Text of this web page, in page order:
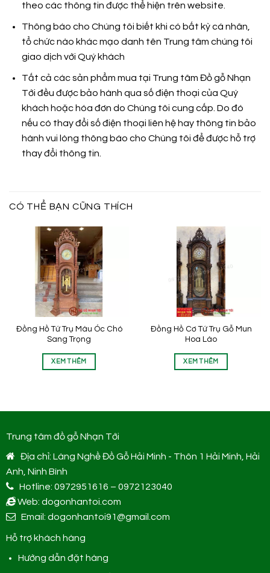
theo các thông tin được thể hiện trên website.
Thông báo cho Chúng tôi biết khi có bất kỳ cá nhân,
tổ chức nào khác mạo danh tên Trung tâm chúng tôi
giao dịch với Quý khách
Tất cả các sản phẩm mua tại Trung tâm Đồ gỗ Nhạn
Tới đều được bảo hành qua số điện thoại của Quý
khách hoặc hóa đơn do Chúng tôi cung cấp. Do đó
nếu có thay đổi số điện thoại liên hệ hay thông tin bảo
hành vui lòng thông báo cho Chúng tôi để được hỗ trợ
thay đổi thông tin.
CÓ THỂ BẠN CŨNG THÍCH
Đồng Hồ Tứ Trụ Màu Óc Chó
Sang Trọng
XEM THÊM
Đồng Hồ Cơ Tứ Trụ Gỗ Mun
Hoa Lào
XEM THÊM
Trung tâm đồ gỗ Nhạn Tới
Địa chỉ: Làng Nghề Đồ Gỗ Hải Minh - Thôn 1 Hải Minh, Hải
Anh, Ninh Bình
Hotline: 0972951616 – 0972123040
Web: dogonhantoi.com
Email: dogonhantoi91@gmail.com
Hỗ trợ khách hàng
Hướng dẫn đặt hàng